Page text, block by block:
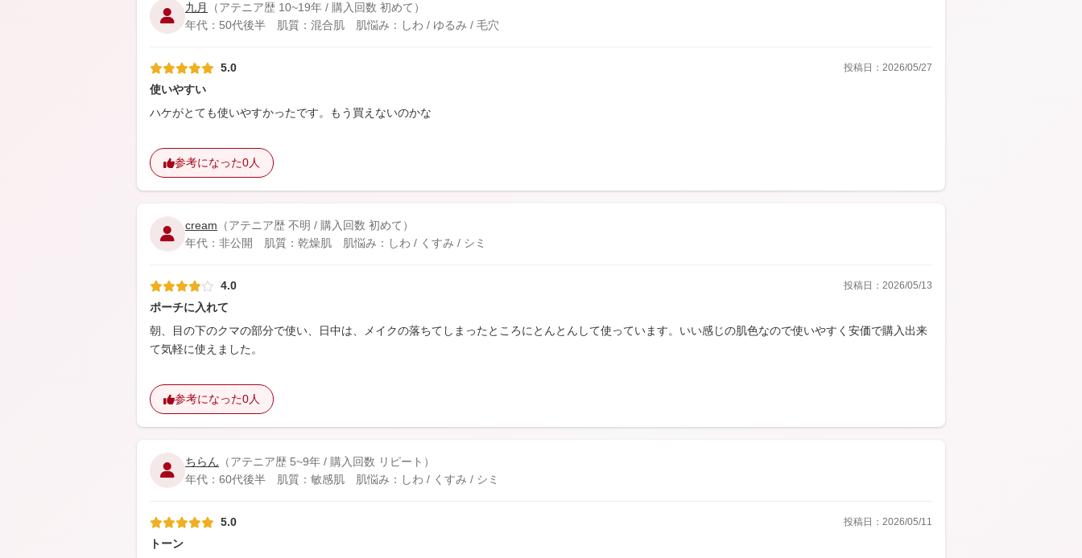
九月
（アテニア歴 10~19年 / 購入回数 初めて）
年代：50代後半 肌質：混合肌 肌悩み：しわ / ゆるみ / 毛穴
5.0 投稿日：2026/05/27
使いやすい
ハケがとても使いやすかったです。もう買えないのかな
参考になった0人
cream （アテニア歴 不明 / 購入回数 初めて）
年代：非公開 肌質：乾燥肌 肌悩み：しわ / くすみ / シミ
4.0 投稿日：2026/05/13
ポーチに入れて
朝、目の下のクマの部分で使い、日中は、メイクの落ちてしまったところにとんとんして使っています。いい感じの肌色なので使いやすく安価で購入出来
て気軽に使えました。
参考になった0人
ちらん （アテニア歴 5~9年 / 購入回数 リピート）
年代：60代後半 肌質：敏感肌 肌悩み：しわ / くすみ / シミ
5.0 投稿日：2026/05/11
トーン